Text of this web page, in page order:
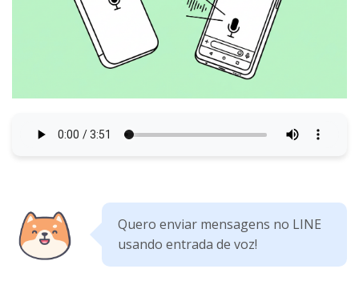
Quero enviar mensagens no LINE
usando entrada de voz!